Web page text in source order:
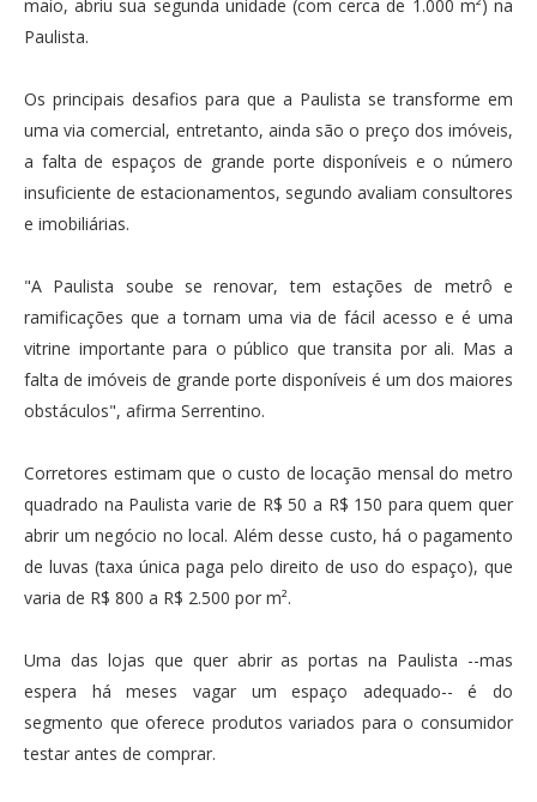
maio, abriu sua segunda unidade (com cerca de 1.000 m²) na
Paulista.
Os principais desafios para que a Paulista se transforme em
uma via comercial, entretanto, ainda são o preço dos imóveis,
a falta de espaços de grande porte disponíveis e o número
insuficiente de estacionamentos, segundo avaliam consultores
e imobiliárias.
"A Paulista soube se renovar, tem estações de metrô e
ramificações que a tornam uma via de fácil acesso e é uma
vitrine importante para o público que transita por ali. Mas a
falta de imóveis de grande porte disponíveis é um dos maiores
obstáculos", afirma Serrentino.
Corretores estimam que o custo de locação mensal do metro
quadrado na Paulista varie de R$ 50 a R$ 150 para quem quer
abrir um negócio no local. Além desse custo, há o pagamento
de luvas (taxa única paga pelo direito de uso do espaço), que
varia de R$ 800 a R$ 2.500 por m².
Uma das lojas que quer abrir as portas na Paulista --mas
espera há meses vagar um espaço adequado-- é do
segmento que oferece produtos variados para o consumidor
testar antes de comprar.